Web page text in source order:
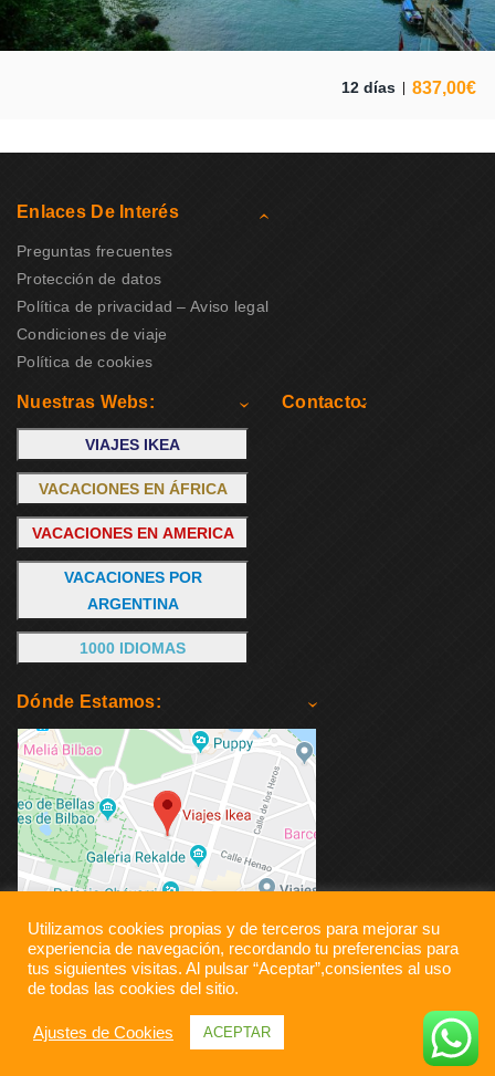
12 días 837,00€
Enlaces De Interés
Preguntas frecuentes
Protección de datos
Política de privacidad – Aviso legal
Condiciones de viaje
Política de cookies
Nuestras Webs:
VIAJES IKEA
VACACIONES EN ÁFRICA
VACACIONES EN AMERICA
VACACIONES POR
ARGENTINA
1000 IDIOMAS
Contacto:
Dónde Estamos:
Utilizamos cookies propias y de terceros para mejorar su
experiencia de navegación, recordando tu preferencias para
tus siguientes visitas. Al pulsar “Aceptar”,consientes al uso
de todas las cookies del sitio.
Ajustes de Cookies ACEPTAR